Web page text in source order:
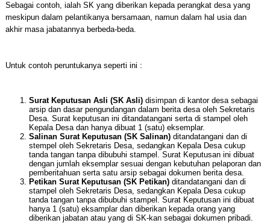
Sebagai contoh, ialah SK yang diberikan kepada perangkat desa yang
meskipun dalam pelantikanya bersamaan, namun dalam hal usia dan
akhir masa jabatannya berbeda-beda.
Untuk contoh peruntukanya seperti ini :
Surat Keputusan Asli (SK Asli)disimpan di kantor desa sebagai
arsip dan dasar pengundangan dalam berita desa oleh Sekretaris
Desa. Surat keputusan ini ditandatangani serta di stampel oleh
Kepala Desa dan hanya dibuat 1 (satu) eksemplar.
Salinan Surat Keputusan (SK Salinan)ditandatangani dan di
stempel oleh Sekretaris Desa, sedangkan Kepala Desa cukup
tanda tangan tanpa dibubuhi stampel. Surat Keputusan ini dibuat
dengan jumlah eksemplar sesuai dengan kebutuhan pelaporan dan
pemberitahuan serta satu arsip sebagai dokumen berita desa.
Petikan Surat Keputusan (SK Petikan)ditandatangani dan di
stampel oleh Sekretaris Desa, sedangkan Kepala Desa cukup
tanda tangan tanpa dibubuhi stampel. Surat Keputusan ini dibuat
hanya 1 (satu) eksamplar dan diberikan kepada orang yang
diberikan jabatan atau yang di SK-kan sebagai dokumen pribadi.